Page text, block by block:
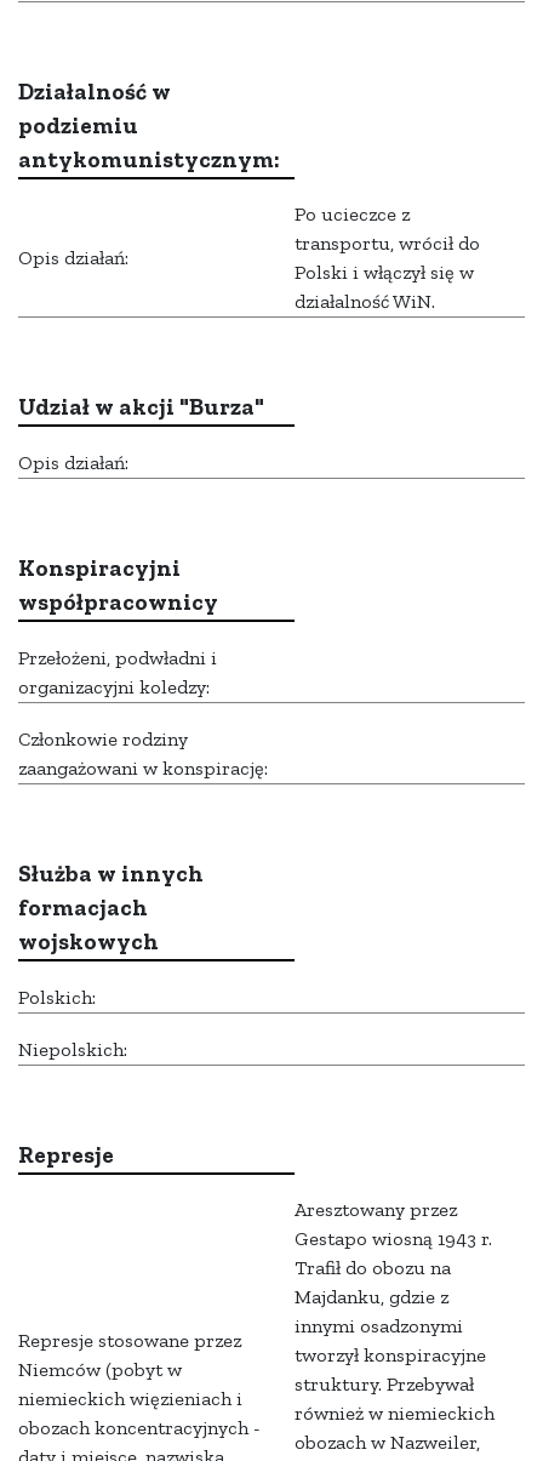
Działalność w
podziemiu
antykomunistycznym:
Opis działań:
Po ucieczce z
transportu, wrócił do
Polski i włączył się w
działalność WiN.
Udział w akcji "Burza"
Opis działań:
Konspiracyjni
współpracownicy
Przełożeni, podwładni i
organizacyjni koledzy:
Członkowie rodziny
zaangażowani w konspirację:
Służba w innych
formacjach
wojskowych
Polskich:
Niepolskich:
Represje
Represje stosowane przez
Niemców (pobyt w
niemieckich więzieniach i
obozach koncentracyjnych -
Aresztowany przez
Gestapo wiosną 1943 r.
Trafił do obozu na
Majdanku, gdzie z
innymi osadzonymi
tworzył konspiracyjne
struktury. Przebywał
również w niemieckich
obozach w Nazweiler,